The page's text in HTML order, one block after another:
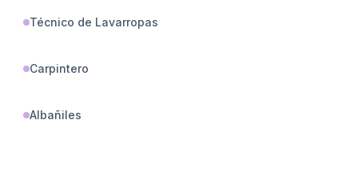
Técnico de Lavarropas
Carpintero
Albañiles